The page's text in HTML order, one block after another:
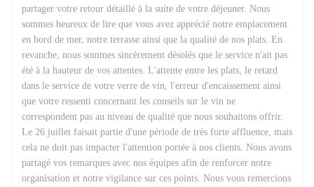
partager votre retour détaillé à la suite de votre déjeuner. Nous
sommes heureux de lire que vous avez apprécié notre emplacement
en bord de mer, notre terrasse ainsi que la qualité de nos plats. En
revanche, nous sommes sincèrement désolés que le service n'ait pas
été à la hauteur de vos attentes. L'attente entre les plats, le retard
dans le service de votre verre de vin, l'erreur d'encaissement ainsi
que votre ressenti concernant les conseils sur le vin ne
correspondent pas au niveau de qualité que nous souhaitons offrir.
Le 26 juillet faisait partie d'une période de très forte affluence, mais
cela ne doit pas impacter l'attention portée à nos clients. Nous avons
partagé vos remarques avec nos équipes afin de renforcer notre
organisation et notre vigilance sur ces points. Nous vous remercions